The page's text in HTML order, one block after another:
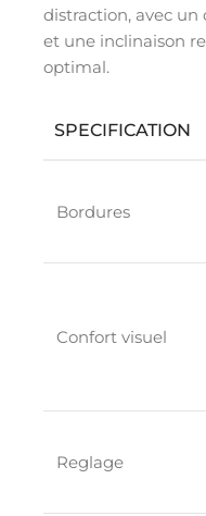
distraction, avec
et une inclinaison
optimal.
SPECIFICATION
Bordures
Confort visuel
Reglage